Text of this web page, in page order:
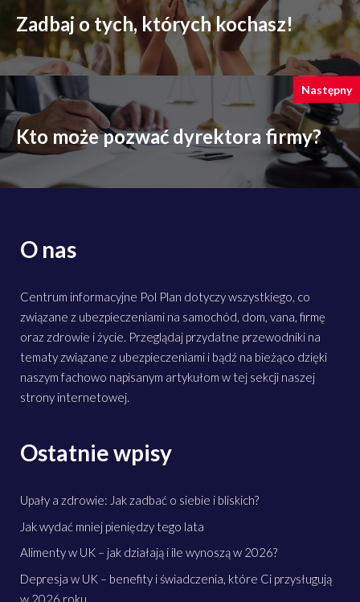
Zadbaj o tych, których kochasz!
Następny
Kto może pozwać dyrektora firmy?
O nas
Centrum informacyjne Pol Plan dotyczy wszystkiego, co
związane z ubezpieczeniami na samochód, dom, vana, firmę
oraz zdrowie i życie. Przeglądaj przydatne przewodniki na
tematy związane z ubezpieczeniami i bądź na bieżąco dzięki
naszym fachowo napisanym artykułom w tej sekcji naszej
strony internetowej.
Ostatnie wpisy
Upały a zdrowie: Jak zadbać o siebie i bliskich?
Jak wydać mniej pieniędzy tego lata
Alimenty w UK – jak działają i ile wynoszą w 2026?
Depresja w UK – benefity i świadczenia, które Ci przysługują
w 2026 roku